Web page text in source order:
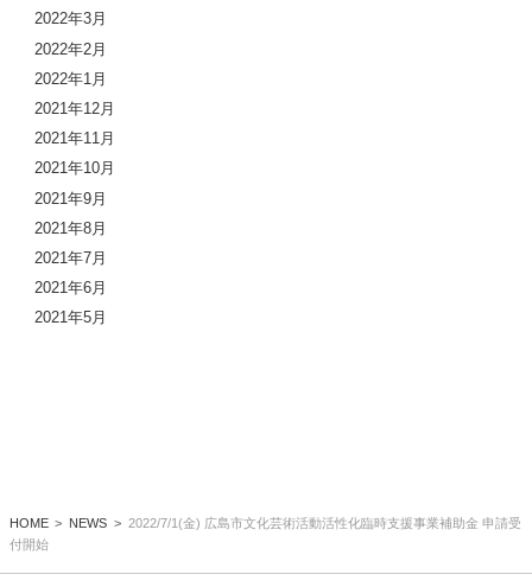
2022年3月
2022年2月
2022年1月
2021年12月
2021年11月
2021年10月
2021年9月
2021年8月
2021年7月
2021年6月
2021年5月
HOME NEWS
2022/7/1(金) 広島市文化芸術活動活性化臨時支援事業補助金 申請受
付開始